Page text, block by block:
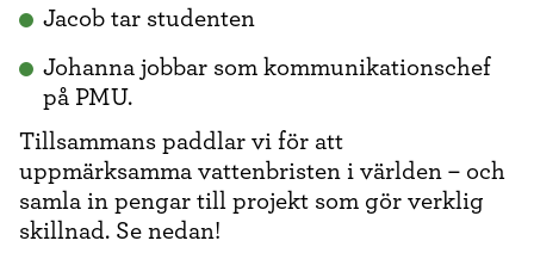
Jacob tar studenten
Johanna jobbar som kommunikationschef
på PMU.
Tillsammans paddlar vi för att
uppmärksamma vattenbristen i världen – och
samla in pengar till projekt som gör verklig
skillnad. Se nedan!